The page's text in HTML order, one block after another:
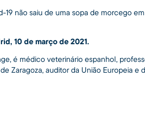
19 não saiu de uma sopa de morcego
10 de março de 2021.
é médico veterinário espanhol,
Zaragoza, auditor da União Europeia